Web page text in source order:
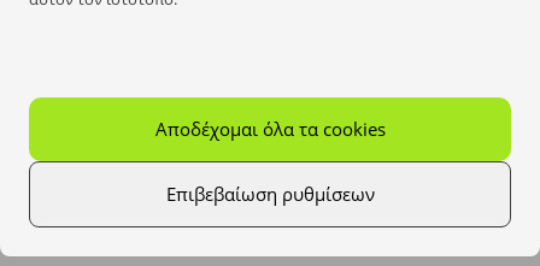
Επιβεβαίωση ρυθμίσεων
Αποδέχομαι όλα τα cookies
Mo - Fr: 8:00 - 16:00
kontakt@batteryempire.de